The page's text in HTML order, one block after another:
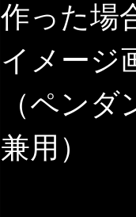
作った場
イメージ
（ペンダ
兼用）